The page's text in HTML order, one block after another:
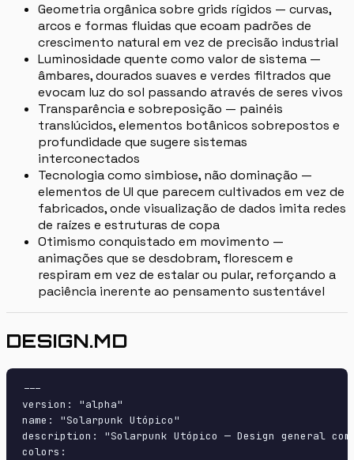
Geometria orgânica sobre grids rígidos — curvas,
arcos e formas fluidas que ecoam padrões de
crescimento natural em vez de precisão industrial
Luminosidade quente como valor de sistema —
âmbares, dourados suaves e verdes filtrados que
evocam luz do sol passando através de seres vivos
Transparência e sobreposição — painéis
translúcidos, elementos botânicos sobrepostos e
profundidade que sugere sistemas
interconectados
Tecnologia como simbiose, não dominação —
elementos de UI que parecem cultivados em vez de
fabricados, onde visualização de dados imita redes
de raízes e estruturas de copa
Otimismo conquistado em movimento —
animações que se desdobram, florescem e
respiram em vez de estalar ou pular, reforçando a
paciência inerente ao pensamento sustentável
DESIGN.MD
---
version: "alpha"
name: "Solarpunk Utópico"
description: "Solarpunk Utópico — Design general
colors: